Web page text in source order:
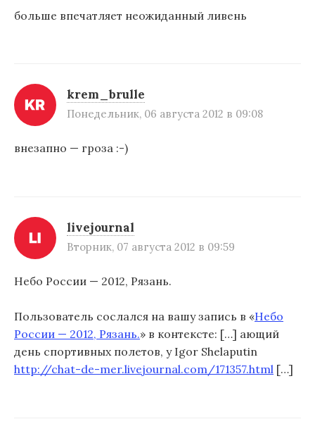
с
больше впечатляет неожиданный ливень
krem_brulle
Понедельник, 06 августа 2012 в 09:08
внезапно — гроза :-)
livejournal
Вторник, 07 августа 2012 в 09:59
Небо России — 2012, Рязань.
Пользователь сослался на вашу запись в «Небо
России — 2012, Рязань.» в контексте: […] ающий
день спортивных полетов, у Igor Shelaputin
http://chat-de-mer.livejournal.com/171357.html […]